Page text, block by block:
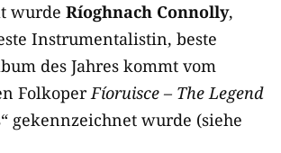
wurde Ríoghnach Connolly,
Instrumentalistin, beste
des Jahres kommt vom
FolkoperFíoruisce – The Legend
gekennzeichnet wurde (siehe